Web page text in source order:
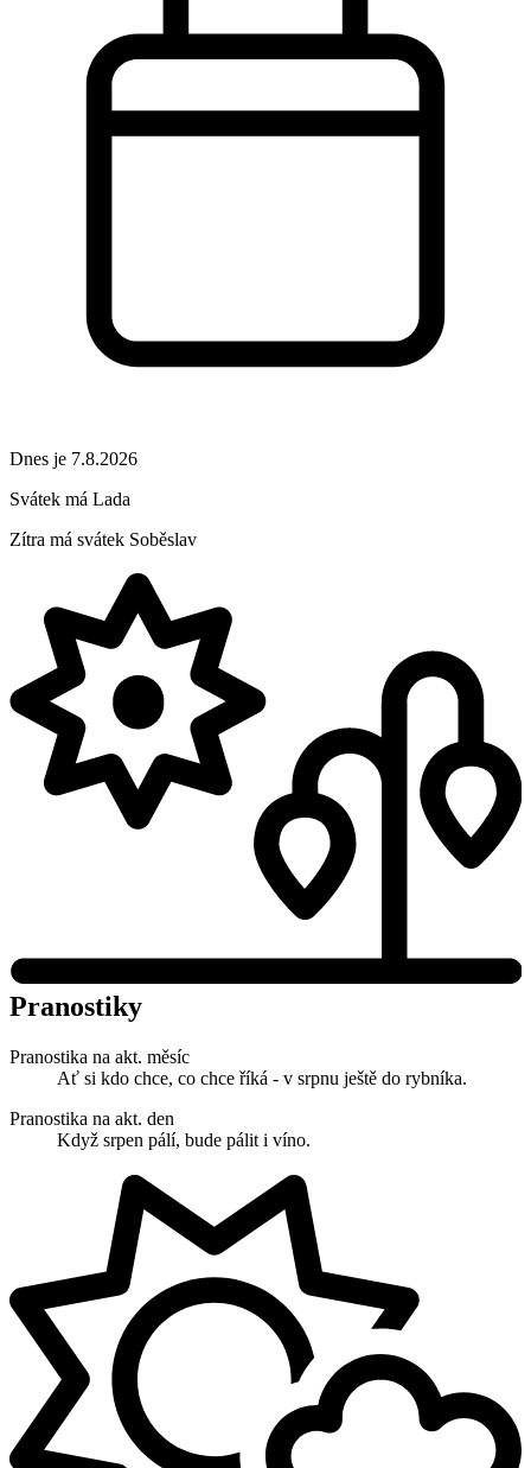
Dnes je 7.8.2026
Svátek má Lada
Zítra má svátek Soběslav
Pranostiky
Pranostika na akt. měsíc
Ať si kdo chce, co chce říká - v srpnu ještě do rybníka.
Pranostika na akt. den
Když srpen pálí, bude pálit i víno.